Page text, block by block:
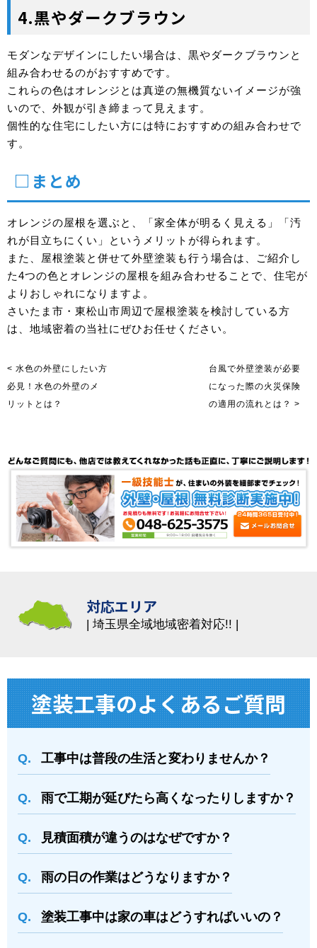
4.黒やダークブラウン
モダンなデザインにしたい場合は、黒やダークブラウンと
組み合わせるのがおすすめです。
これらの色はオレンジとは真逆の無機質ないイメージが強
いので、外観が引き締まって見えます。
個性的な住宅にしたい方には特におすすめの組み合わせで
す。
□まとめ
オレンジの屋根を選ぶと、「家全体が明るく見える」「汚
れが目立ちにくい」というメリットが得られます。
また、屋根塗装と併せて外壁塗装も行う場合は、ご紹介し
た4つの色とオレンジの屋根を組み合わせることで、住宅が
よりおしゃれになりますよ。
さいたま市・東松山市周辺で屋根塗装を検討している方
は、地域密着の当社にぜひお任せください。
< 水色の外壁にしたい方
必見！水色の外壁のメ
リットとは？
台風で外壁塗装が必要
になった際の火災保険
の適用の流れとは？ >
対応エリア
埼玉県全域地域密着対応!!
塗装⼯事のよくあるご質問
工事中は普段の生活と変わりませんか？
雨で工期が延びたら高くなったりしますか？
⾒積⾯積が違うのはなぜですか？
⾬の日の作業はどうなりますか？
塗装⼯事中は家の⾞はどうすればいいの？